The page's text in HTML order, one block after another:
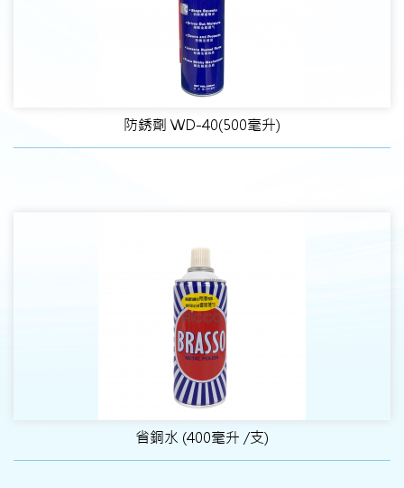
防銹劑 WD-40(500毫升)
省銅水 (400毫升 /支)